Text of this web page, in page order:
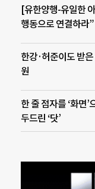
[유한양행-유일한
행동으로 연결하라”
한강·허준이도 받
원
한 줄 점자를 ‘화면
두드린 ‘닷’